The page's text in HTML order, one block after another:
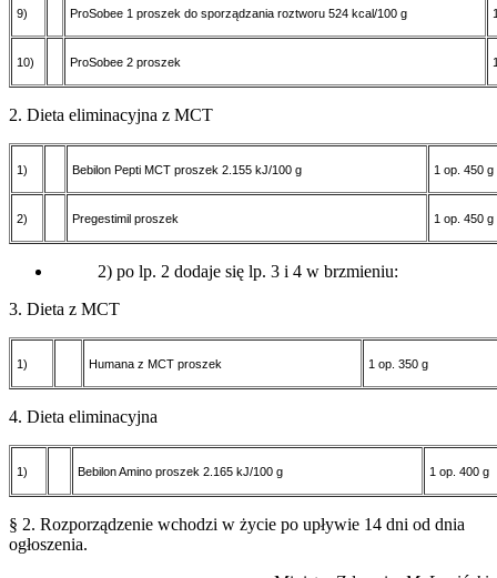
9) ProSobee 1 proszek do sporządzania roztworu 524 kcal/100 g
10) ProSobee 2 proszek
2. Dieta eliminacyjna z MCT
1) Bebilon Pepti MCT proszek 2.155 kJ/100 g 1 op. 450 g
2) Pregestimil proszek 1 op. 450 g
2) po lp. 2 dodaje się lp. 3 i 4 w brzmieniu:
3. Dieta z MCT
1) Humana z MCT proszek 1 op. 350 g
4. Dieta eliminacyjna
1) Bebilon Amino proszek 2.165 kJ/100 g 1 op. 400 g
§ 2. Rozporządzenie wchodzi w życie po upływie 14 dni od dnia
ogłoszenia.